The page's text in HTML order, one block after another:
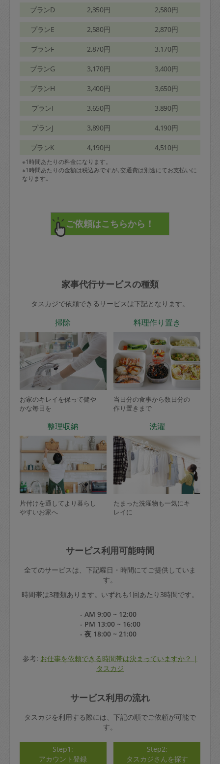
プランD 2,350円 2,580円
プランE 2,580円 2,870円
プランF 2,870円 3,170円
プランG 3,170円 3,400円
プランH 3,400円 3,650円
プランI 3,650円 3,890円
プランJ 3,890円 4,190円
プランK 4,190円 4,510円
※1時間あたりの料金になります。
※1時間あたりの金額は税込みですが､交通費は別途にてお支払いに
なります｡
家事代行サービスの種類
タスカジで依頼できるサービスは下記となります。
掃除
お家のキレイを保って健や
かな毎日を
料理作り置き
当日分の食事から数日分の
作り置きまで
整理収納
片付けを通してより暮らし
やすいお家へ
洗濯
たまった洗濯物も一気にキ
レイに
サービス利用可能時間
全てのサービスは、下記曜日・時間にてご提供していま
す。
時間帯は3種類あります。いずれも1回あたり3時間です。
- AM 9:00 ~ 12:00
- PM 13:00 ~ 16:00
- 夜 18:00 ~ 21:00
参考: お仕事を依頼できる時間帯は決まっていますか？ |
タスカジ
サービス利用の流れ
タスカジを利用する際には、下記の順でご依頼が可能で
す。
Step1:
アカウント登録
Step2:
タスカジさんを探す